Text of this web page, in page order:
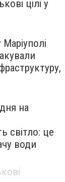
цілі у
на
світло: це
води